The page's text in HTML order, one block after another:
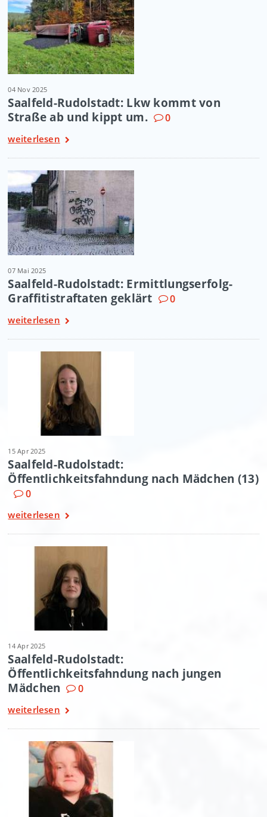
04 Nov 2025
Saalfeld-Rudolstadt: Lkw kommt von
Straße ab und kippt um.
0
weiterlesen
07 Mai 2025
Saalfeld-Rudolstadt: Ermittlungserfolg-
Graffitistraftaten geklärt
0
weiterlesen
15 Apr 2025
Saalfeld-Rudolstadt:
Öffentlichkeitsfahndung nach Mädchen (13)
0
weiterlesen
14 Apr 2025
Saalfeld-Rudolstadt:
Öffentlichkeitsfahndung nach jungen
Mädchen
0
weiterlesen